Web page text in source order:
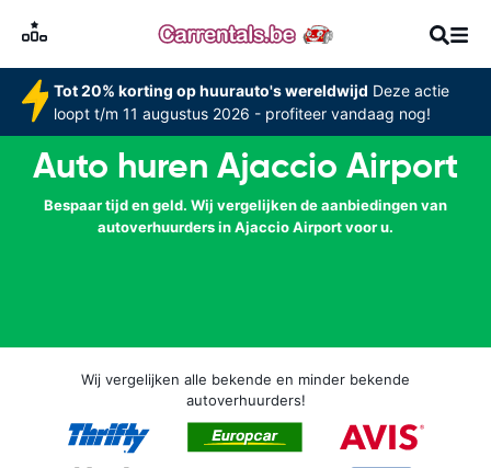
Tot 20% korting op huurauto's wereldwijd Deze actie
loopt t/m 11 augustus 2026 - profiteer vandaag nog!
Auto huren Ajaccio Airport
Bespaar tijd en geld. Wij vergelijken de aanbiedingen van
autoverhuurders in Ajaccio Airport voor u.
Wij vergelijken alle bekende en minder bekende
autoverhuurders!